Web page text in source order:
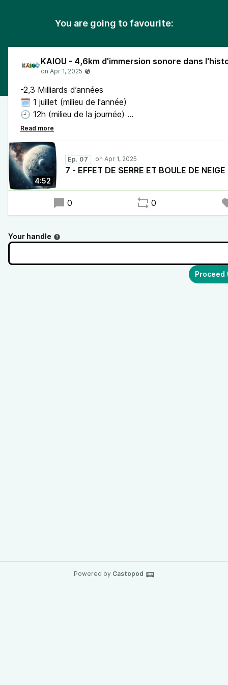
You are going to favourite:
-2,3 Milliards d’années
🗓️ 1 juillet (milieu de l'année)
🕘 12h (milieu de la journée)
📍2 km 300 m. (distance totale parcourue, moitié de
4:52
Ep. 07
7 - EFFET DE SERRE ET BOULE DE NEIGE
0 0
Your handle
Powered by Castopod